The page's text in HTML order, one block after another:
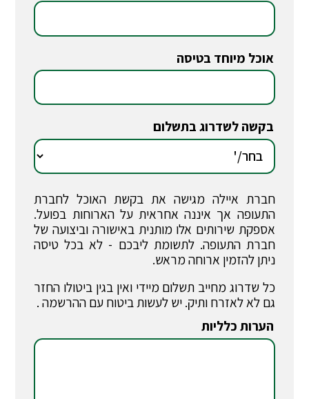
אוכל מיוחד בטיסה
בקשה לשדרוג בתשלום
חברת איילה מגישה את בקשת האוכל לחברת
התעופה אך איננה אחראית על הארוחות בפועל.
אספקת שירותים אלו מותנית באישורה וביצועה של
חברת התעופה. לתשומת ליבכם - לא בכל טיסה
ניתן להזמין ארוחה מראש.
כל שדרוג מחייב תשלום מיידי ואין בגין ביטולו החזר
גם לא לאזרח ותיק. יש לעשות ביטוח עם ההרשמה .
הערות כלליות